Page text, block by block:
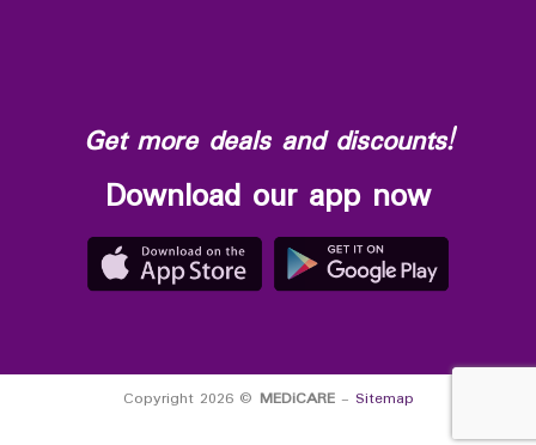
Get more deals and discounts!
Download our app now
Copyright 2026 © MEDiCARE- Sitemap